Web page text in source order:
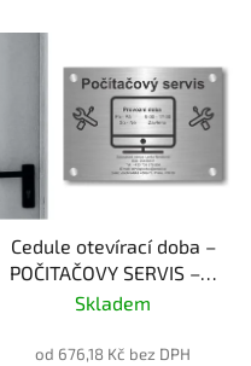
Cedule otevírací doba –
POČITAČOVY SERVIS – B
– plast (piktogram)
Skladem
od 676,18 Kč bez DPH